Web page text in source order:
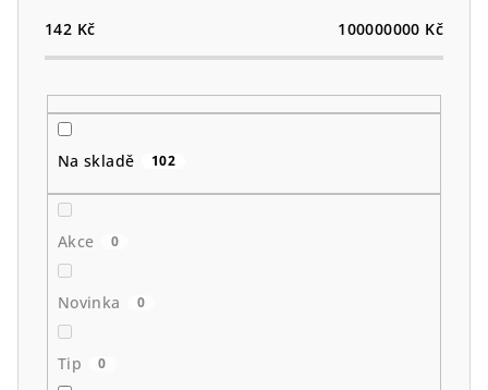
142 Kč 100000000 Kč
Na skladě 102
Akce 0
Novinka 0
Tip 0